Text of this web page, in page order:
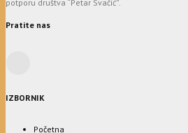
potporu društva “Petar Svačić”.
Pratite nas
IZBORNIK
Početna